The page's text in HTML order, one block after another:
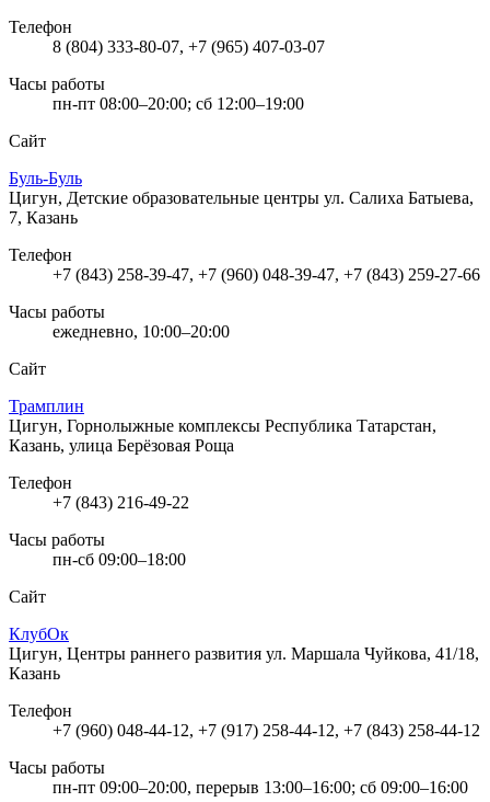
Телефон
8 (804) 333-80-07, +7 (965) 407-03-07
Часы работы
пн-пт 08:00–20:00; сб 12:00–19:00
Сайт
Буль-Буль
Цигун, Детские образовательные центры ул. Салиха Батыева,
7, Казань
Телефон
+7 (843) 258-39-47, +7 (960) 048-39-47, +7 (843) 259-27-66
Часы работы
ежедневно, 10:00–20:00
Сайт
Трамплин
Цигун, Горнолыжные комплексы Республика Татарстан,
Казань, улица Берёзовая Роща
Телефон
+7 (843) 216-49-22
Часы работы
пн-сб 09:00–18:00
Сайт
КлубОк
Цигун, Центры раннего развития ул. Маршала Чуйкова, 41/18,
Казань
Телефон
+7 (960) 048-44-12, +7 (917) 258-44-12, +7 (843) 258-44-12
Часы работы
пн-пт 09:00–20:00, перерыв 13:00–16:00; сб 09:00–16:00